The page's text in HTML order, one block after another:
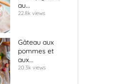
au...
22.8k views
Gâteau aux
pommes et
aux...
20.3k views